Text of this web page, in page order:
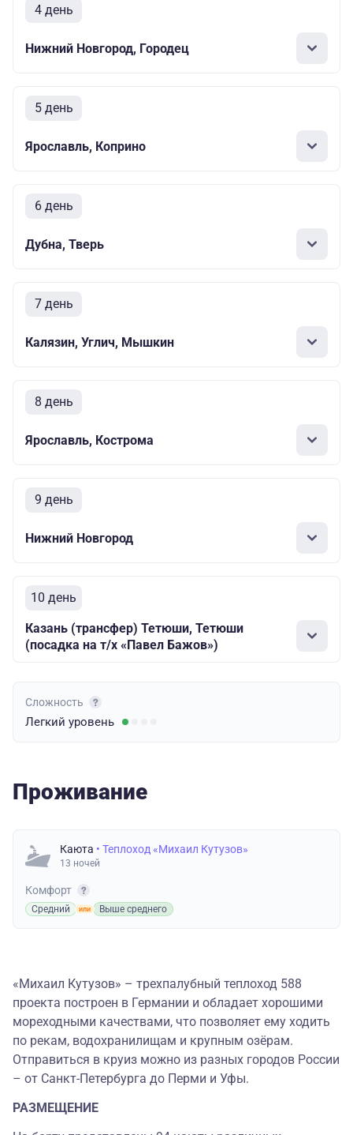
4 день
Нижний Новгород, Городец
5 день
Ярославль, Коприно
6 день
Дубна, Тверь
7 день
Калязин, Углич, Мышкин
8 день
Ярославль, Кострома
9 день
Нижний Новгород
10 день
Казань (трансфер) Тетюши, Тетюши
(посадка на т/х «Павел Бажов»)
Сложность
Легкий уровень
Проживание
Каюта • Теплоход «Михаил Кутузов»
13 ночей
Комфорт
Средний Выше среднего
«Михаил Кутузов» – трехпалубный теплоход 588
проекта построен в Германии и обладает хорошими
мореходными качествами, что позволяет ему ходить
по рекам, водохранилищам и крупным озёрам.
Отправиться в круиз можно из разных городов России
– от Санкт-Петербурга до Перми и Уфы.
РАЗМЕЩЕНИЕ